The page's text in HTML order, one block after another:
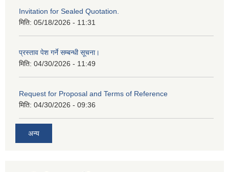
Invitation for Sealed Quotation.
मिति: 05/18/2026 - 11:31
प्रस्ताव पेश गर्ने सम्बन्धी सूचना।
मिति: 04/30/2026 - 11:49
Request for Proposal and Terms of Reference
मिति: 04/30/2026 - 09:36
अन्य